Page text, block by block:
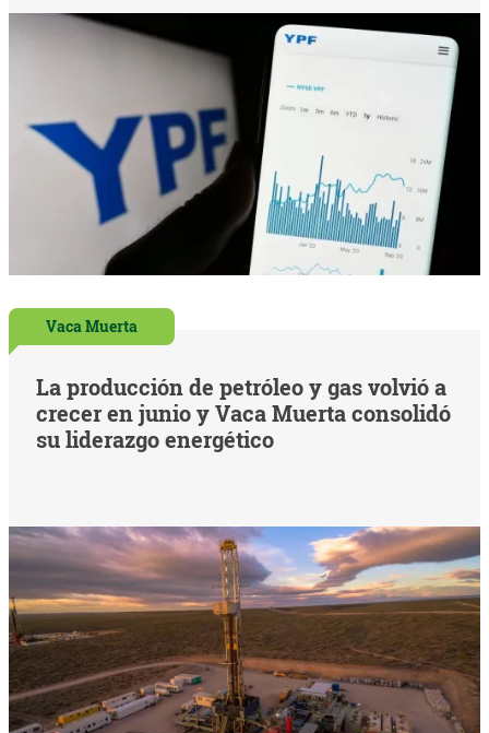
Vaca Muerta
La producción de petróleo y gas volvió a
crecer en junio y Vaca Muerta consolidó
su liderazgo energético